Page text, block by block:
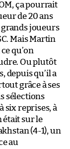
ça pourrait
de 20 ans
joueurs
Mais Martin
qu’on
Ou plutôt
depuis qu’il a
grâce à ses
sélections
six reprises, à
était sur le
(4-1), un
au